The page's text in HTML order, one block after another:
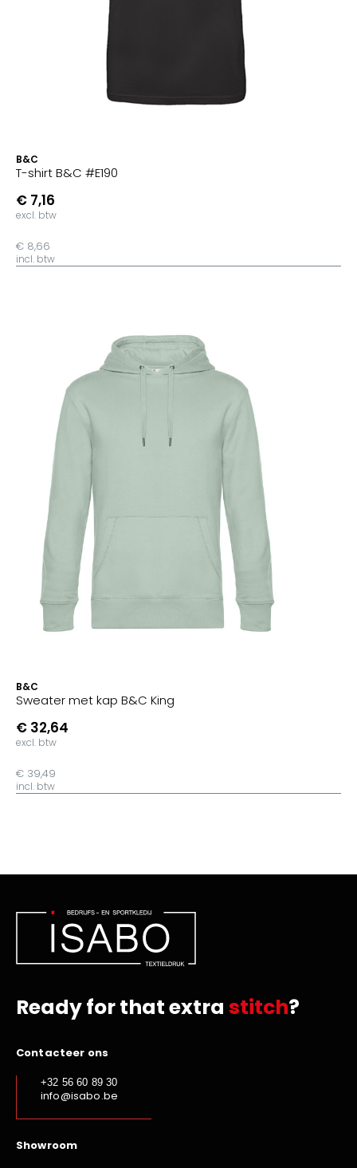
B&C
T-shirt B&C #E190
€ 7,16
excl. btw
€ 8,66
incl. btw
B&C
Sweater met kap B&C King
€ 32,64
excl. btw
€ 39,49
incl. btw
Ready for that extra stitch?
Contacteer ons
+32 56 60 89 30
info@isabo.be
Showroom